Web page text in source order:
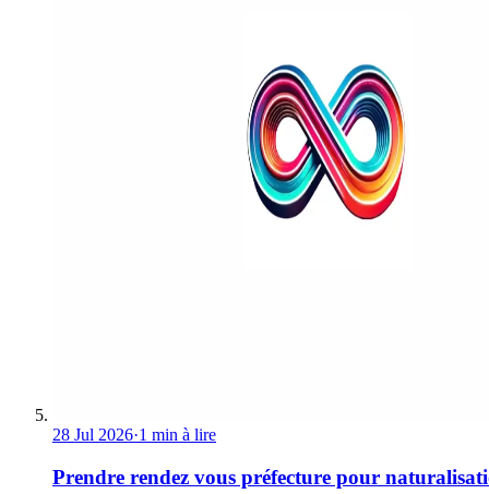
28 Jul 2026·1 min à lire
Prendre rendez vous préfecture pour